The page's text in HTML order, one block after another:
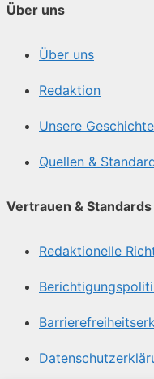
Über uns
Über uns
Redaktion
Unsere Geschichte
Quellen &
Vertrauen & Standards
Redaktionelle